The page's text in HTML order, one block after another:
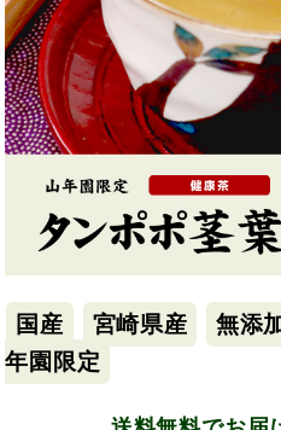
国産 宮崎県産 無添
年園限定